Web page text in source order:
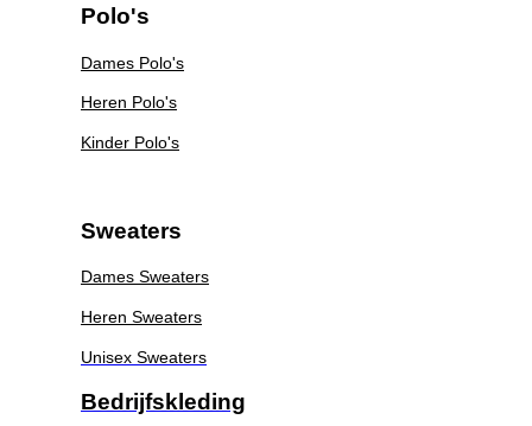
Polo's
Dames Polo's
Heren Polo's
Kinder Polo's
Sweaters
Dames Sweaters
Heren Sweaters
Unisex Sweaters
Bedrijfskleding